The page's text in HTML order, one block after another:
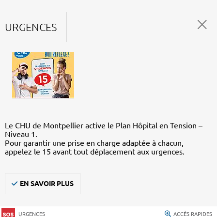
URGENCES
Le CHU de Montpellier active le Plan Hôpital en Tension –
Niveau 1.
Pour garantir une prise en charge adaptée à chacun,
appelez le 15 avant tout déplacement aux urgences.
EN SAVOIR PLUS
URGENCES ACCÈS RAPIDES